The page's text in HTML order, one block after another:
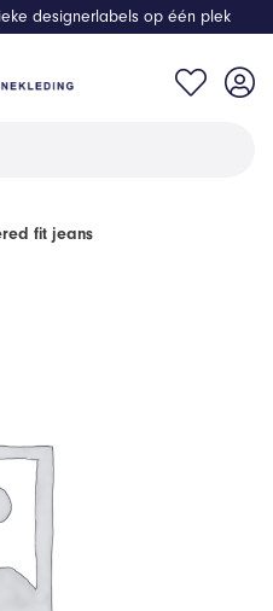
designerlabels op één plek
fit jeans